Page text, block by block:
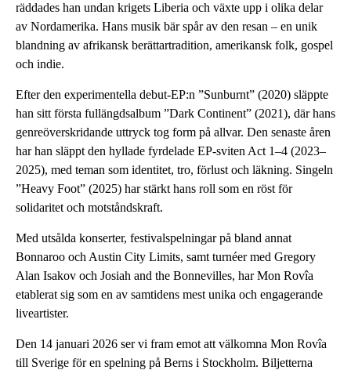
räddades han undan krigets Liberia och växte upp i olika delar
av Nordamerika. Hans musik bär spår av den resan – en unik
blandning av afrikansk berättartradition, amerikansk folk, gospel
och indie.
Efter den experimentella debut-EP:n ”Sunburnt” (2020) släppte
han sitt första fullängdsalbum ”Dark Continent” (2021), där hans
genreöverskridande uttryck tog form på allvar. Den senaste åren
har han släppt den hyllade fyrdelade EP-sviten Act 1–4 (2023–
2025), med teman som identitet, tro, förlust och läkning. Singeln
”Heavy Foot” (2025) har stärkt hans roll som en röst för
solidaritet och motståndskraft.
Med utsålda konserter, festivalspelningar på bland annat
Bonnaroo och Austin City Limits, samt turnéer med Gregory
Alan Isakov och Josiah and the Bonnevilles, har Mon Rovîa
etablerat sig som en av samtidens mest unika och engagerande
liveartister.
Den 14 januari 2026 ser vi fram emot att välkomna Mon Rovîa
till Sverige för en spelning på Berns i Stockholm. Biljetterna